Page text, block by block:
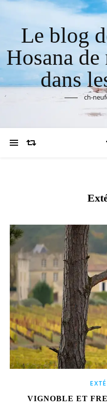
Le blog
Hosana
dans
ch-
VIGNOBLE ET